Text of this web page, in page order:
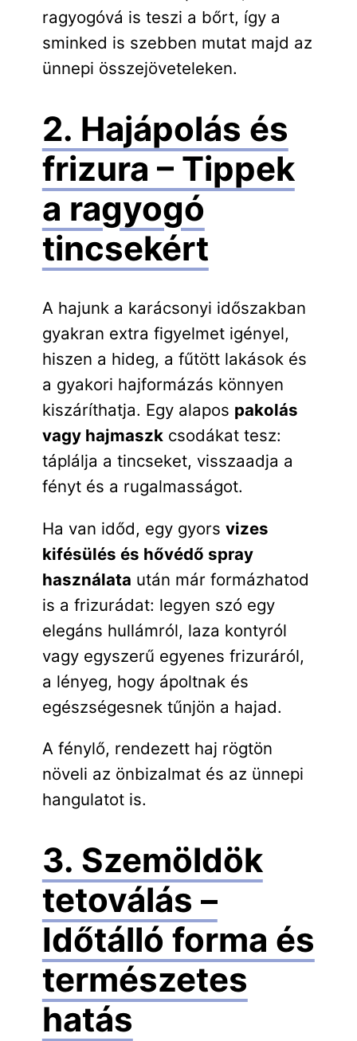
ragyogóvá is teszi a bőrt, így a
sminked is szebben mutat majd az
ünnepi összejöveteleken.
2. Hajápolás és
frizura – Tippek
a ragyogó
tincsekért
A hajunk a karácsonyi időszakban
gyakran extra figyelmet igényel,
hiszen a hideg, a fűtött lakások és
a gyakori hajformázás könnyen
kiszáríthatja. Egy alapos pakolás
vagy hajmaszkcsodákat tesz:
táplálja a tincseket, visszaadja a
fényt és a rugalmasságot.
Ha van időd, egy gyors vizes
kifésülés és hővédő spray
használata után már formázhatod
is a frizurádat: legyen szó egy
elegáns hullámról, laza kontyról
vagy egyszerű egyenes frizuráról,
a lényeg, hogy ápoltnak és
egészségesnek tűnjön a hajad.
A fénylő, rendezett haj rögtön
növeli az önbizalmat és az ünnepi
hangulatot is.
3. Szemöldök
tetoválás –
Időtálló forma és
természetes
hatás